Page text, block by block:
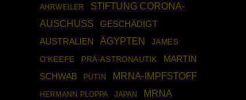
AHRWEILER
STIFTUNG CORONA-
AUSCHUSS
GESCHÄDIGT
AUSTRALIEN
ÄGYPTEN
JAMES
O'KEEFE
PRÄ-ASTRONAUTIK
MARTIN
SCHWAB
PUTIN MRNA-IMPFSTOFF
HERMANN PLOPPA JAPAN
MRNA